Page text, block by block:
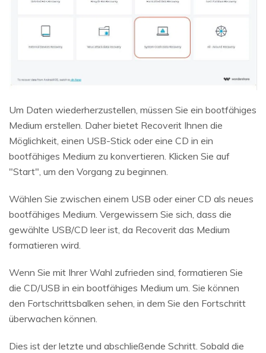
Um Daten wiederherzustellen, müssen Sie ein bootfähiges
Medium erstellen. Daher bietet Recoverit Ihnen die
Möglichkeit, einen USB-Stick oder eine CD in ein
bootfähiges Medium zu konvertieren. Klicken Sie auf
"Start", um den Vorgang zu beginnen.
Wählen Sie zwischen einem USB oder einer CD als neues
bootfähiges Medium. Vergewissern Sie sich, dass die
gewählte USB/CD leer ist, da Recoverit das Medium
formatieren wird.
Wenn Sie mit Ihrer Wahl zufrieden sind, formatieren Sie
die CD/USB in ein bootfähiges Medium um. Sie können
den Fortschrittsbalken sehen, in dem Sie den Fortschritt
überwachen können.
Dies ist der letzte und abschließende Schritt. Sobald die